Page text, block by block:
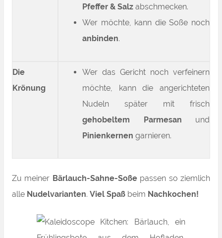
Pfeffer & Salz abschmecken.
Wer möchte, kann die Soße noch
anbinden.
Die
Krönung
Wer das Gericht noch verfeinern
möchte, kann die angerichteten
Nudeln später mit frisch
gehobeltem Parmesan und
Pinienkernen garnieren.
Zu meiner Bärlauch-Sahne-Soßepassen so ziemlich
alle Nudelvarianten. Viel Spaß beim Nachkochen!